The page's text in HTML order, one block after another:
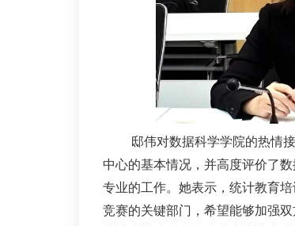
邸伟对数据科学学院的热情
中心的基本情况，并高度评价了
专业的工作。她表示，统计教育
竞赛的关键部门，希望能够加强